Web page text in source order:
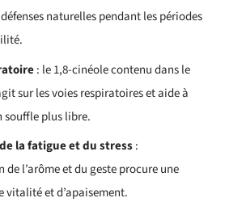
naturelles pendant les périodes
: le 1,8-cinéole contenu dans le
sur les voies respiratoires et aide à
souffle plus libre.
la fatigue et du stress:
de l’arôme et du geste procure une
vitalité et d’apaisement.